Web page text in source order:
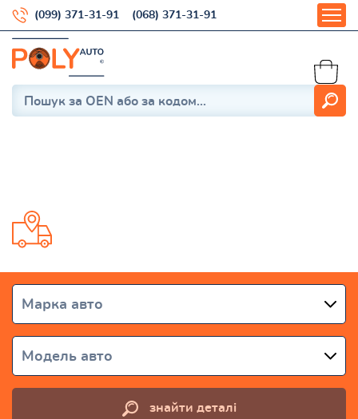
(099) 371-31-91 (068) 371-31-91
Марка авто
Модель авто
знайти деталі